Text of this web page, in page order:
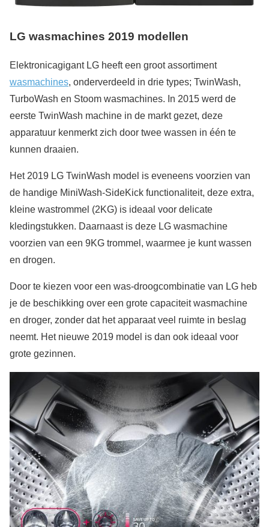
LG wasmachines 2019 modellen
Elektronicagigant LG heeft een groot assortiment
wasmachines, onderverdeeld in drie types; TwinWash,
TurboWash en Stoom wasmachines. In 2015 werd de
eerste TwinWash machine in de markt gezet, deze
apparatuur kenmerkt zich door twee wassen in één te
kunnen draaien.
Het 2019 LG TwinWash model is eveneens voorzien van
de handige MiniWash-SideKick functionaliteit, deze extra,
kleine wastrommel (2KG) is ideaal voor delicate
kledingstukken. Daarnaast is deze LG wasmachine
voorzien van een 9KG trommel, waarmee je kunt wassen
en drogen.
Door te kiezen voor een was-droogcombinatie van LG heb
je de beschikking over een grote capaciteit wasmachine
en droger, zonder dat het apparaat veel ruimte in beslag
neemt. Het nieuwe 2019 model is dan ook ideaal voor
grote gezinnen.